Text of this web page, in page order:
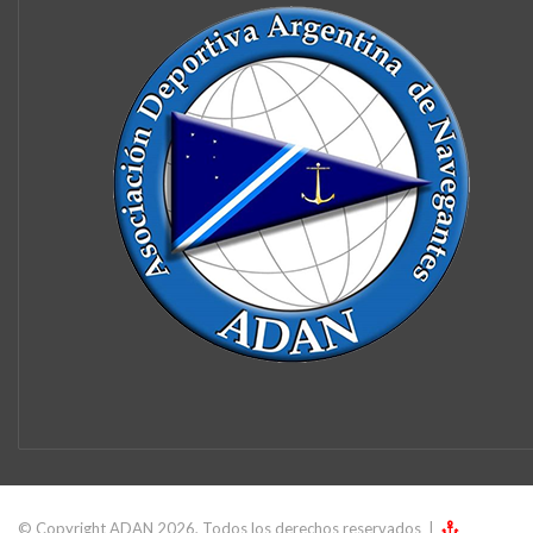
© Copyright ADAN 2026, Todos los derechos reservados |